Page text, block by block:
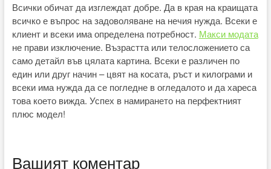
Всички обичат да изглеждат добре. Да в края на краищата
всичко е въпрос на задоволяване на нечия нужда. Всеки е
клиент и всеки има определена потребност. Макси модата
не прави изключение. Възрастта или телосложението са
само детайл във цялата картина. Всеки е различен по
един или друг начин – цвят на косата, ръст и килограми и
всеки има нужда да се погледне в огледалото и да хареса
това което вижда. Успех в намирането на перфектният
плюс модел!
Вашият коментар